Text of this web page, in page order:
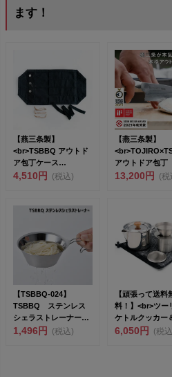
ます！
【燕三条製】
<br>TSBBQ アウトド
ア包丁ケース
［TSBBQ-020...
4,510円 (税込)
【燕三条製】
アウトドア包
刃 右...
13,200円 (税
【TSBBQ-024】
TSBBQ ステンレス
シェラストレーナー
【燕三条製｜TSBBQ...
1,496円 (税込)
【頑張って送料
料！】<br>ツー
ケトルクッカー
ッパーセット...
6,050円 (税